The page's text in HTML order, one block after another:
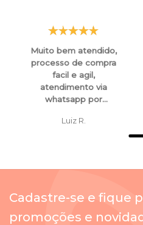
Muito bem atendido,
processo de compra
facil e agil,
atendimento via
whatsapp por
atenciosos e
mesmo para
compras.
Luiz R.
Cadastre-se e fique
promoções e